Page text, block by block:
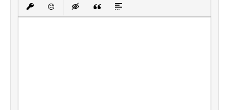
Вставить защищенную ссылку
Вставить смайлик
Вставка скрытого текста
Вставка цитаты
Вставка спойлера